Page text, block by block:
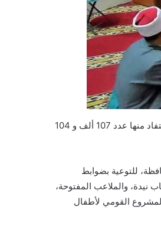
وقد بلغ عدد الأنشطة والفعاليات التي تم تنفيذها خلال اليوم السابع من المبادرة 75868 نشاط، استفاد منها عدد 107 ألف و 104
1000 فعالية بجميع مراكز المحافظة، للتوعية بضوابط
والرياضة 4 فعاليات بـ ” مركز شباب نيدة، والملاعب المفتوحة،
القومي لأطفال